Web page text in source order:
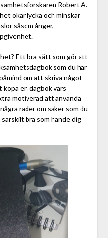
Robert A.
ökar lycka och minskar
såsom ånger,
Ett bra sätt som gör att
som du har
om att skriva något
köpa en dagbok vars
motiverad att använda
rader om saker som du
bra som hände dig